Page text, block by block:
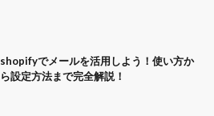
shopifyでメールを活用しよう！使い方か
ら設定方法まで完全解説！